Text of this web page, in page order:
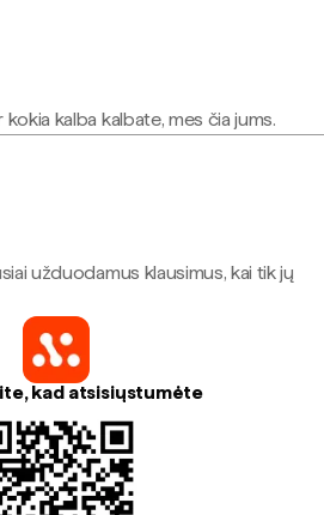
kalba kalbate, mes čia jums.
užduodamus klausimus, kai tik jų
kad atsisiųstumėte